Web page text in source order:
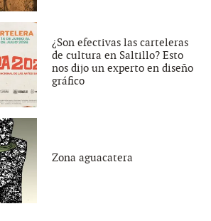
¿Son efectivas las carteleras
de cultura en Saltillo? Esto
nos dijo un experto en diseño
gráfico
Zona aguacatera